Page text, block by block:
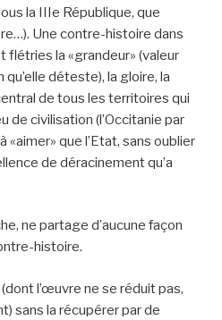
la IIIe République, que
Une contre-histoire dans
la «grandeur» (valeur
déteste), la gloire, la
de tous les territoires qui
de civilisation (l’Occitanie par
«aimer» que l’Etat, sans oublier
de déracinement qu’a
ne partage d’aucune façon
histoire.
l’œuvre ne se réduit pas,
sans la récupérer par de